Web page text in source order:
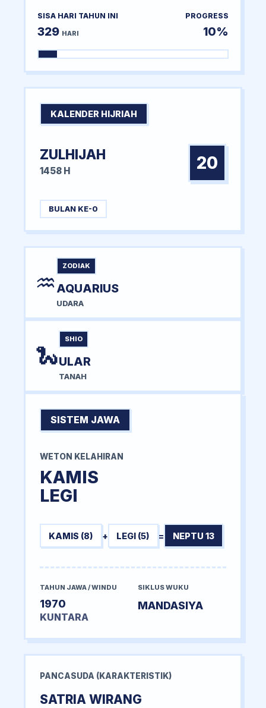
SISA HARI TAHUN INI
329 HARI
PROGRESS
10%
KALENDER HIJRIAH
ZULHIJAH
1458 H 20
BULAN KE-0
♒
ZODIAK
AQUARIUS
UDARA
🐍
SHIO
ULAR
TANAH
SISTEM JAWA
WETON KELAHIRAN
KAMIS
LEGI
KAMIS (8) + LEGI (5) = NEPTU 13
TAHUN JAWA / WINDU
1970
KUNTARA
SIKLUS WUKU
MANDASIYA
PANCASUDA (KARAKTERISTIK)
SATRIA WIRANG